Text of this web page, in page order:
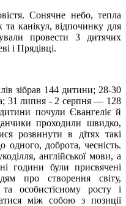
Сонячне небо, тепла
та канікул, відпочинку для
провести 3 дитячих
і Прядівці.
зібрав 144 дитини; 28-30
31 липня ­- 2 серпня — 128
почули Євангеліє й
проходили швидко,
розвинути в дітях такі
доброта, чесність.
англійської мови, а
години були присвячені
про створення світу,
особистісному росту і
між собою з позиції